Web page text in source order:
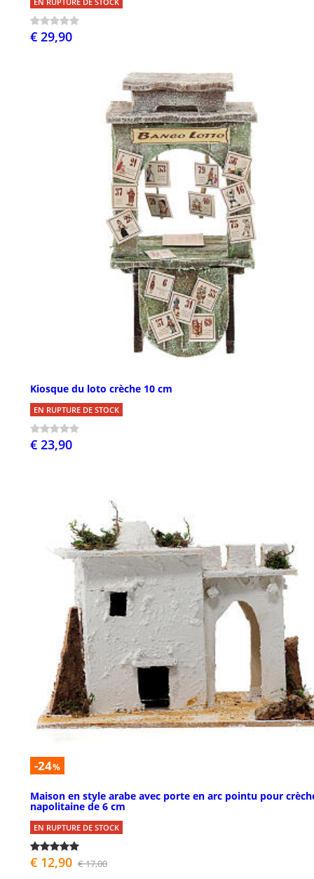
€ 29,90
Kiosque du loto crèche 10 cm
EN RUPTURE DE STOCK
€ 23,90
-24%
Maison en style arabe avec porte en arc pointu pour
napolitaine de 6 cm
EN RUPTURE DE STOCK
€ 12,90 € 17,00